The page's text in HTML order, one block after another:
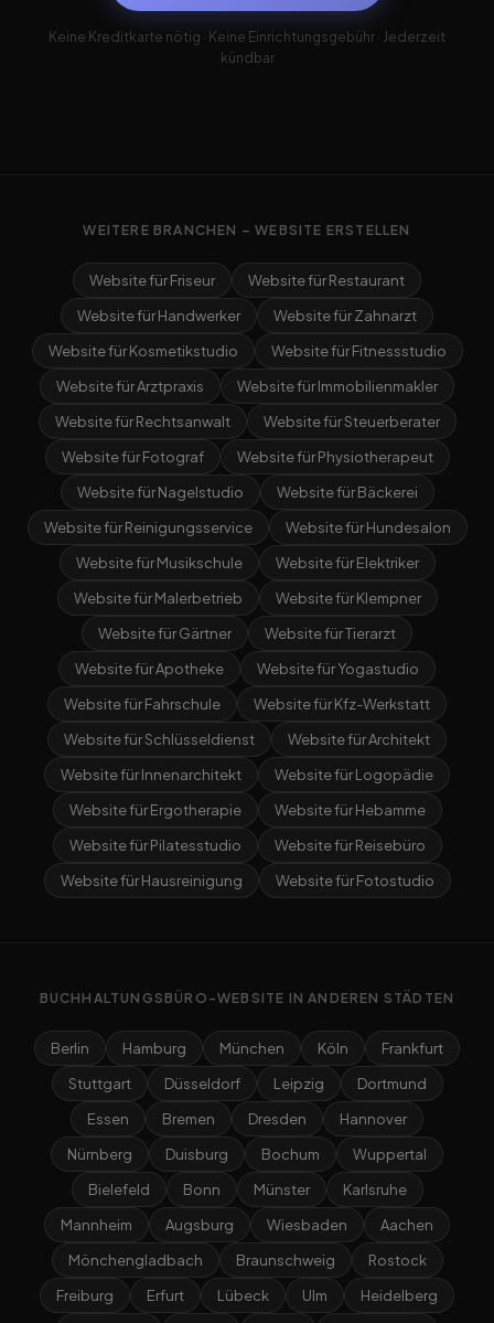
Keine Kreditkarte nötig · Keine Einrichtungsgebühr · Jederzeit
kündbar
WEITERE BRANCHEN – WEBSITE ERSTELLEN
Website für Friseur
Website für Restaurant
Website für Handwerker
Website für Zahnarzt
Website für Kosmetikstudio
Website für Fitnessstudio
Website für Arztpraxis
Website für Immobilienmakler
Website für Rechtsanwalt
Website für Steuerberater
Website für Fotograf
Website für Physiotherapeut
Website für Nagelstudio
Website für Bäckerei
Website für Reinigungsservice
Website für Hundesalon
Website für Musikschule
Website für Elektriker
Website für Malerbetrieb
Website für Klempner
Website für Gärtner
Website für Tierarzt
Website für Apotheke
Website für Yogastudio
Website für Fahrschule
Website für Kfz-Werkstatt
Website für Schlüsseldienst
Website für Architekt
Website für Innenarchitekt
Website für Logopädie
Website für Ergotherapie
Website für Hebamme
Website für Pilatesstudio
Website für Reisebüro
Website für Hausreinigung
Website für Fotostudio
BUCHHALTUNGSBÜRO-WEBSITE IN ANDEREN STÄDTEN
Berlin Hamburg München Köln
Frankfurt
Stuttgart
Düsseldorf Leipzig
Dortmund
Essen
Bremen Dresden
Hannover
Nürnberg
Duisburg Bochum
Wuppertal
Bielefeld
Bonn Münster
Karlsruhe
Mannheim
Augsburg Wiesbaden
Aachen
Mönchengladbach
Braunschweig
Rostock
Freiburg
Erfurt Lübeck Ulm
Heidelberg